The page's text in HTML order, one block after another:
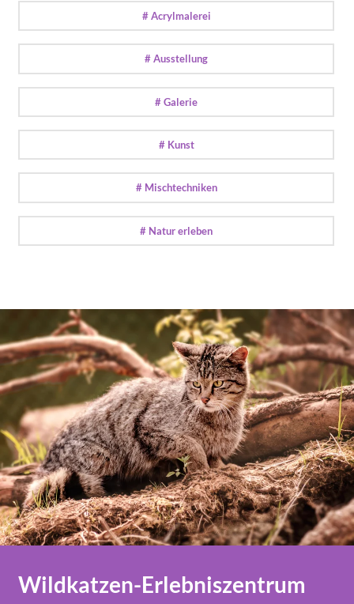
# Acrylmalerei
# Ausstellung
# Galerie
# Kunst
# Mischtechniken
# Natur erleben
Wildkatzen-Erlebniszentrum